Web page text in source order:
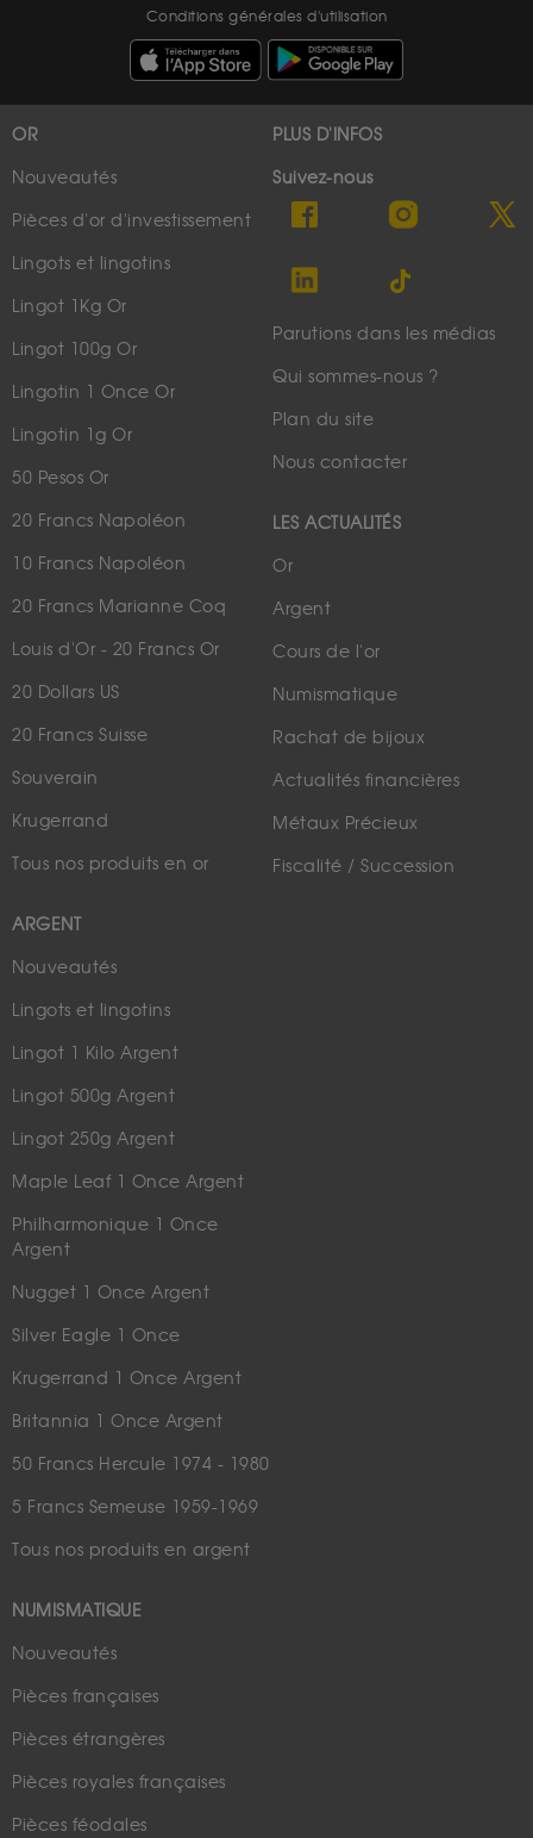
Conditions générales d'utilisation
OR
Nouveautés
Pièces d'or d'investissement
Lingots et lingotins
Lingot 1Kg Or
Lingot 100g Or
Lingotin 1 Once Or
Lingotin 1g Or
50 Pesos Or
20 Francs Napoléon
10 Francs Napoléon
20 Francs Marianne Coq
Louis d'Or - 20 Francs Or
20 Dollars US
20 Francs Suisse
Souverain
Krugerrand
Tous nos produits en or
ARGENT
Nouveautés
Lingots et lingotins
Lingot 1 Kilo Argent
Lingot 500g Argent
Lingot 250g Argent
Maple Leaf 1 Once Argent
Philharmonique 1 Once
Argent
Nugget 1 Once Argent
Silver Eagle 1 Once
Krugerrand 1 Once Argent
Britannia 1 Once Argent
50 Francs Hercule 1974 - 1980
5 Francs Semeuse 1959-1969
Tous nos produits en argent
NUMISMATIQUE
Nouveautés
Pièces françaises
Pièces étrangères
Pièces royales françaises
Pièces féodales
PLUS D'INFOS
Suivez-nous
Parutions dans les médias
Qui sommes-nous ?
Plan du site
Nous contacter
LES ACTUALITÉS
Or
Argent
Cours de l'or
Numismatique
Rachat de bijoux
Actualités financières
Métaux Précieux
Fiscalité / Succession